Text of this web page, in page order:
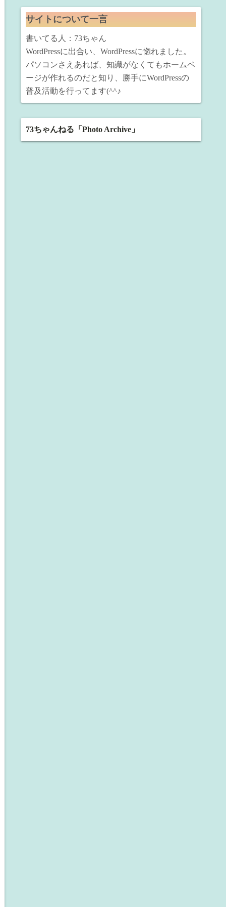
サイトについて一言
書いてる人：73ちゃん
WordPressに出合い、WordPressに惚れました。
パソコンさえあれば、知識がなくてもホームペ
ージが作れるのだと知り、勝手にWordPressの
普及活動を行ってます(^^♪
73ちゃんねる「Photo Archive」